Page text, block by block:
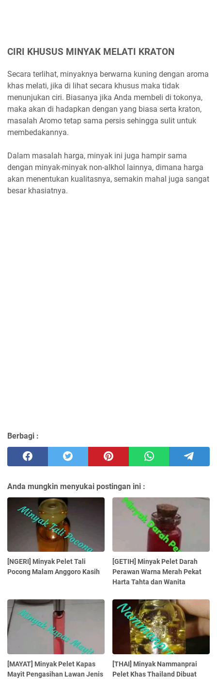
CIRI KHUSUS MINYAK MELATI KRATON
Secara terlihat, minyaknya berwarna kuning dengan aroma
khas melati, jika di lihat secara khusus maka tidak
menunjukan ciri. Biasanya jika Anda membeli di tokonya,
maka akan di hadapkan dengan yang biasa serta kraton,
masalah Aromo tetap sama persis sehingga sulit untuk
membedakannya.
Dalam masalah harga, minyak ini juga hampir sama
dengan minyak-minyak non-alkhol lainnya, dimana harga
akan menentukan kualitasnya, semakin mahal juga sangat
besar khasiatnya.
Berbagi :
Anda mungkin menyukai postingan ini :
[NGERI] Minyak Pelet Tali
Pocong Malam Anggoro Kasih
[GETIH] Minyak Pelet Darah
Perawan Warna Merah Pekat
Harta Tahta dan Wanita
[MAYAT] Minyak Pelet Kapas
Mayit Pengasihan Lawan Jenis
[THAI] Minyak Nammanprai
Pelet Khas Thailand Dibuat